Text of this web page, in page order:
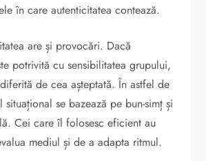
în care autenticitatea contează.
are și provocări. Dacă
potrivită cu sensibilitatea grupului,
de cea așteptată. În astfel de
situațional se bazează pe bun-simț și
Cei care îl folosesc eficient au
mediul și de a adapta ritmul.